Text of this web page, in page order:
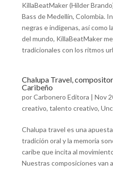
KillaBeatMaker (Hilder
Bass de Medellín, Colombia.
negras e indígenas, así como
del mundo, KillaBeatMaker
tradicionales con los ritmos
Chalupa Travel,
Caribeño
porCarbonero Editora | Nov
creativo, talento creativo,
Chalupa travel es una
tradición oral y la memoria
caribe que incita al
Nuestras composiciones van